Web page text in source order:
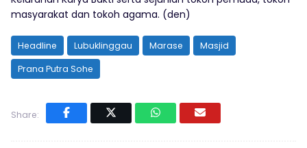
masyarakat dan tokoh agama. (den)
Headline Lubuklinggau Marase
Masjid
Prana Putra Sohe
Share: